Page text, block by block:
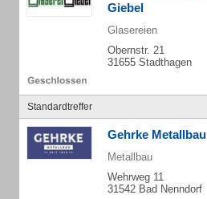
Giebel
Glasereien
Obernstr. 21
31655 Stadthagen
Standardtreffer
Gehrke Metallbau
Metallbau
Wehrweg 11
31542 Bad Nenndorf